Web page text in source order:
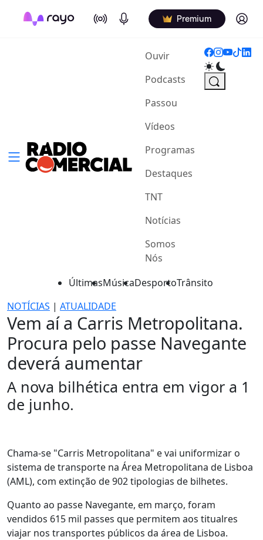
On Air Podcasts Premium Log in
Ouvir(current)
Podcasts
Passou
Vídeos
Programas
Destaques
TNT
Notícias
Somos
Nós
ÚltimasMúsicaDesportoTrânsito
NOTÍCIAS | ATUALIDADE
Vem aí a Carris Metropolitana.
Procura pelo passe Navegante
deverá aumentar
A nova bilhética entra em vigor a 1
de junho.
Chama-se "Carris Metropolitana" e vai uniformizar o
sistema de transporte na Área Metropolitana de Lisboa
(AML), com extinção de 902 tipologias de bilhetes.
Quanto ao passe Navegante, em março, foram
vendidos 615 mil passes que permitem aos titualres
viajar nos transportes públicos da área de Lisboa.